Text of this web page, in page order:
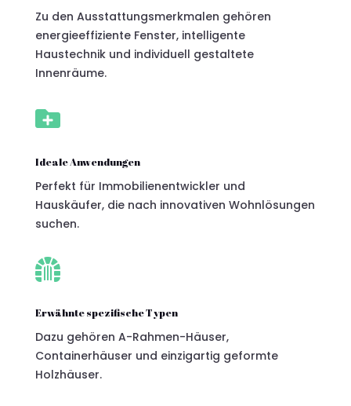
Zu den Ausstattungsmerkmalen gehören
energieeffiziente Fenster, intelligente
Haustechnik und individuell gestaltete
Innenräume.

Ideale Anwendungen
Perfekt für Immobilienentwickler und
Hauskäufer, die nach innovativen Wohnlösungen
suchen.

Erwähnte spezifische Typen
Dazu gehören A-Rahmen-Häuser,
Containerhäuser und einzigartig geformte
Holzhäuser.